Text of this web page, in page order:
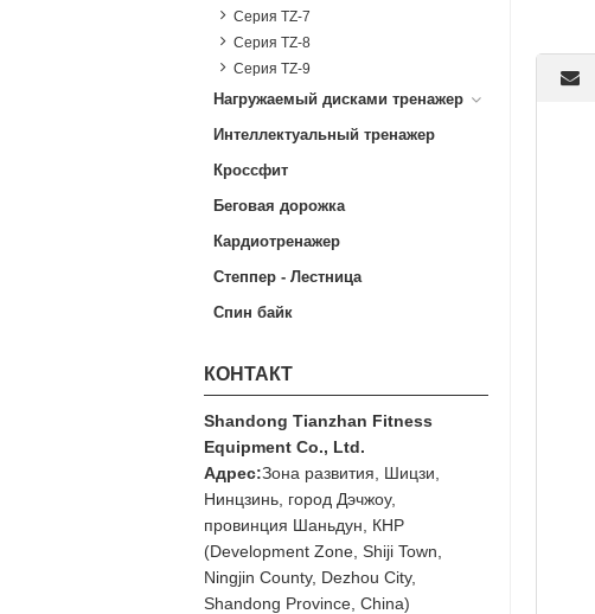
Серия TZ-7
Серия TZ-8
Серия TZ-9
Нагружаемый дисками тренажер
Интеллектуальный тренажер
Кроссфит
Беговая дорожка
Кардиотренажер
Степпер - Лестница
Спин байк
КОНТАКТ
Shandong Tianzhan Fitness
Equipment Co., Ltd.
Адрес:Зона развития, Шицзи,
Нинцзинь, город Дэчжоу,
провинция Шаньдун, КНР
(Development Zone, Shiji Town,
Ningjin County, Dezhou City,
Shandong Province, China)